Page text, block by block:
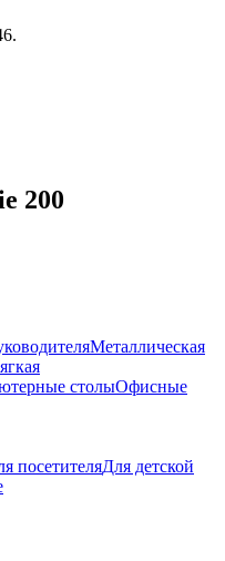
200
Металлическая
столыОфисные
посетителяДля детской